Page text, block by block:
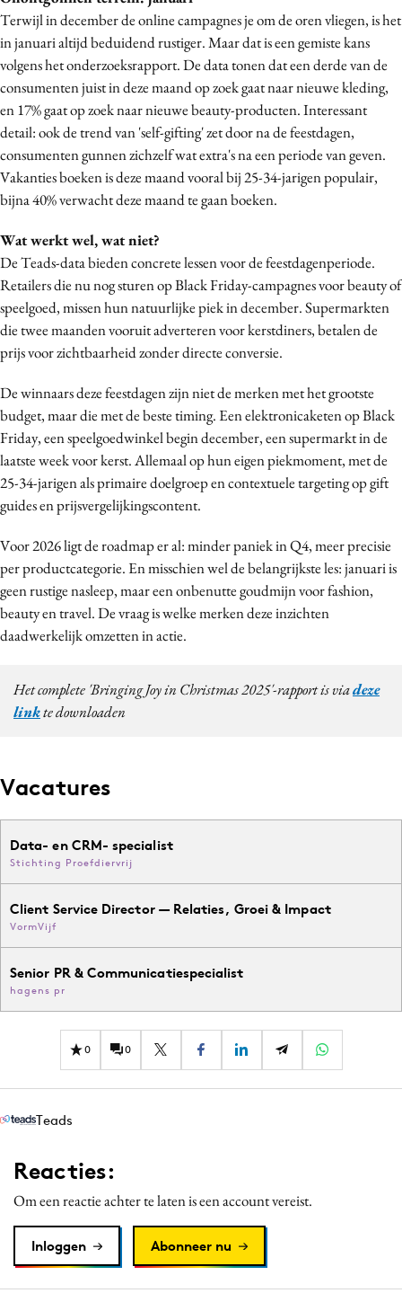
Terwijl in december de online campagnes je om de oren vliegen, is het
in januari altijd beduidend rustiger. Maar dat is een gemiste kans
volgens het onderzoeksrapport. De data tonen dat een derde van de
consumenten juist in deze maand op zoek gaat naar nieuwe kleding,
en 17% gaat op zoek naar nieuwe beauty-producten. Interessant
detail: ook de trend van 'self-gifting' zet door na de feestdagen,
consumenten gunnen zichzelf wat extra's na een periode van geven.
Vakanties boeken is deze maand vooral bij 25-34-jarigen populair,
bijna 40% verwacht deze maand te gaan boeken.
Wat werkt wel, wat niet?
De Teads-data bieden concrete lessen voor de feestdagenperiode.
Retailers die nu nog sturen op Black Friday-campagnes voor beauty of
speelgoed, missen hun natuurlijke piek in december. Supermarkten
die twee maanden vooruit adverteren voor kerstdiners, betalen de
prijs voor zichtbaarheid zonder directe conversie.
De winnaars deze feestdagen zijn niet de merken met het grootste
budget, maar die met de beste timing. Een elektronicaketen op Black
Friday, een speelgoedwinkel begin december, een supermarkt in de
laatste week voor kerst. Allemaal op hun eigen piekmoment, met de
25-34-jarigen als primaire doelgroep en contextuele targeting op gift
guides en prijsvergelijkingscontent.
Voor 2026 ligt de roadmap er al: minder paniek in Q4, meer precisie
per productcategorie. En misschien wel de belangrijkste les: januari is
geen rustige nasleep, maar een onbenutte goudmijn voor fashion,
beauty en travel. De vraag is welke merken deze inzichten
daadwerkelijk omzetten in actie.
Het complete 'Bringing Joy in Christmas 2025'-rapport is viadeze
linkte downloaden
Vacatures
Data- en CRM- specialist
Stichting Proefdiervrij
Client Service Director — Relaties, Groei & Impact
VormVijf
Senior PR & Communicatiespecialist
hagens pr
0 0
Teads
Reacties:
Om een reactie achter te laten is een account vereist.
Inloggen Abonneer nu